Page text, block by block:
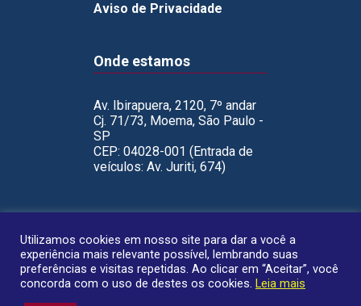
Aviso de Privacidade
Onde estamos
Av. Ibirapuera, 2120, 7º andar
Cj. 71/73, Moema, São Paulo -
SP
CEP: 04028-001 (Entrada de
veículos: Av. Juriti, 674)
Utilizamos cookies em nosso site para dar a você a
experiência mais relevante possível, lembrando suas
preferências e visitas repetidas. Ao clicar em “Aceitar”, você
concorda com o uso de destes os cookies. Leia mais